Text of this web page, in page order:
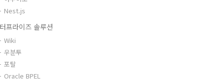
Nest.js
프라이즈 솔루션
Wiki
우분투
포탈
Oracle BPEL